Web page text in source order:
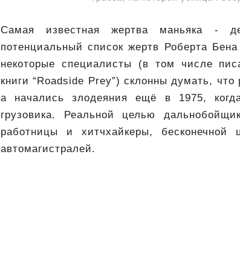
Самая известная жертва маньяка -
потенциальный список жертв Роберта
некоторые специалисты (в том числе
книги “Roadside Prey”) склонны думать,
а начались злодеяния ещё в 1975,
грузовика. Реальной целью
работницы и хитчхайкеры,
автомагистралей.